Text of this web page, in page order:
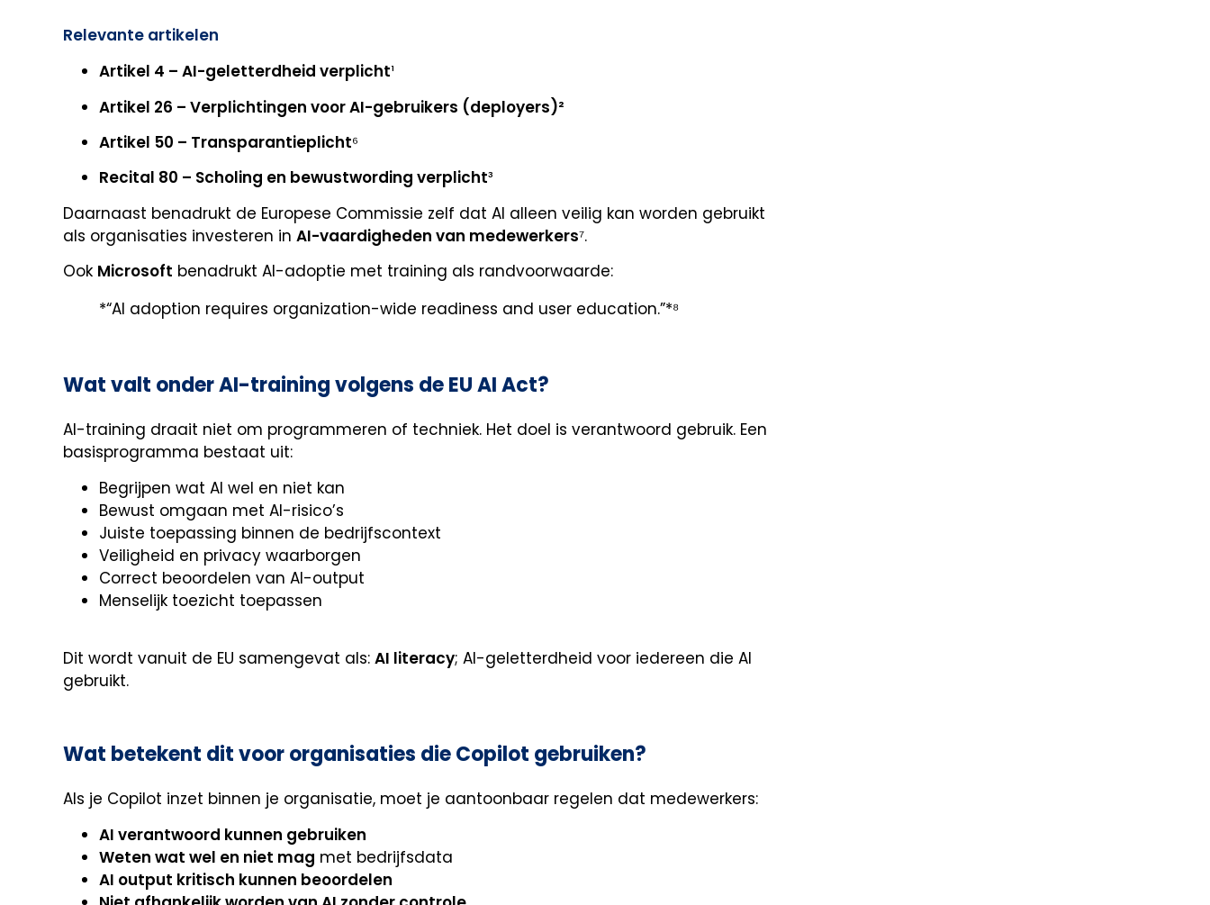
Relevante artikelen
Artikel 4 – AI-geletterdheid verplicht¹
Artikel 26 – Verplichtingen voor AI-gebruikers (deployers)²
Artikel 50 – Transparantieplicht⁶
Recital 80 – Scholing en bewustwording verplicht³
Daarnaast benadrukt de Europese Commissie zelf dat AI alleen veilig kan worden gebruikt
als organisaties investeren in AI-vaardigheden van medewerkers⁷.
Ook Microsoft benadrukt AI-adoptie met training als randvoorwaarde:
*“AI adoption requires organization-wide readiness and user education.”*⁸
Wat valt onder AI-training volgens de EU AI Act?
AI-training draait niet om programmeren of techniek. Het doel is verantwoord gebruik. Een
basisprogramma bestaat uit:
Begrijpen wat AI wel en niet kan
Bewust omgaan met AI-risico’s
Juiste toepassing binnen de bedrijfscontext
Veiligheid en privacy waarborgen
Correct beoordelen van AI-output
Menselijk toezicht toepassen
Dit wordt vanuit de EU samengevat als: AI literacy; AI-geletterdheid voor iedereen die AI
gebruikt.
Wat betekent dit voor organisaties die Copilot gebruiken?
Als je Copilot inzet binnen je organisatie, moet je aantoonbaar regelen dat medewerkers:
AI verantwoord kunnen gebruiken
Weten wat wel en niet mag met bedrijfsdata
AI output kritisch kunnen beoordelen